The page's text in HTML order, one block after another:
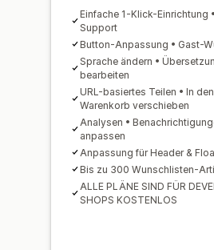
Einfache 1-Klick-Einrichtung
Support
Button-Anpassung • Gast-
Sprache ändern •
bearbeiten
URL-basiertes Teilen • In den
Warenkorb verschieben
Analysen •
anpassen
Anpassung für Header &
Bis zu 300 Wunschlisten-
ALLE PLÄNE SIND FÜR
SHOPS KOSTENLOS